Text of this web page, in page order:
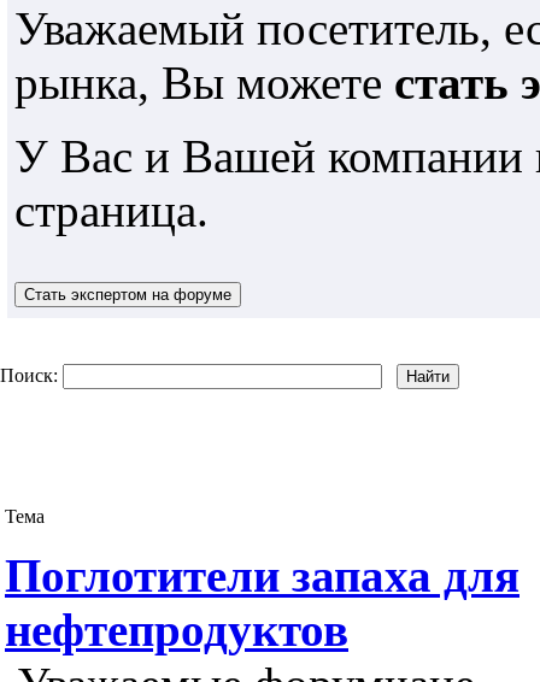
Уважаемый посетитель,
рынка, Вы можете стать
У Вас и Вашей компании
страница.
Поиск:
Тема
Поглотители запаха для
нефтепродуктов